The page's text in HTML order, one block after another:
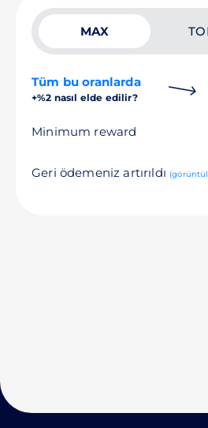
MAX
Tüm bu oranlarda
+%2 nasıl elde edilir?
Minimum reward
Geri ödemeniz artırıldı